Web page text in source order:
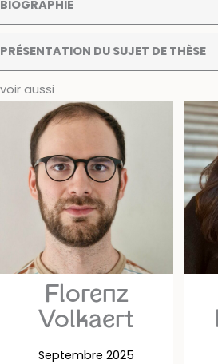
BIOGRAPHIE
PRÉSENTATION DU SUJET DE THÈSE
voir aussi
Florenz
Volkaert
Septembre 2025